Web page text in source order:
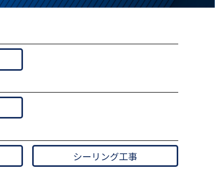
シーリング工事